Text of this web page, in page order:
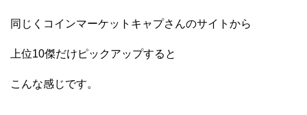
同じくコインマーケットキャプさんのサイトから
上位10傑だけピックアップすると
こんな感じです。